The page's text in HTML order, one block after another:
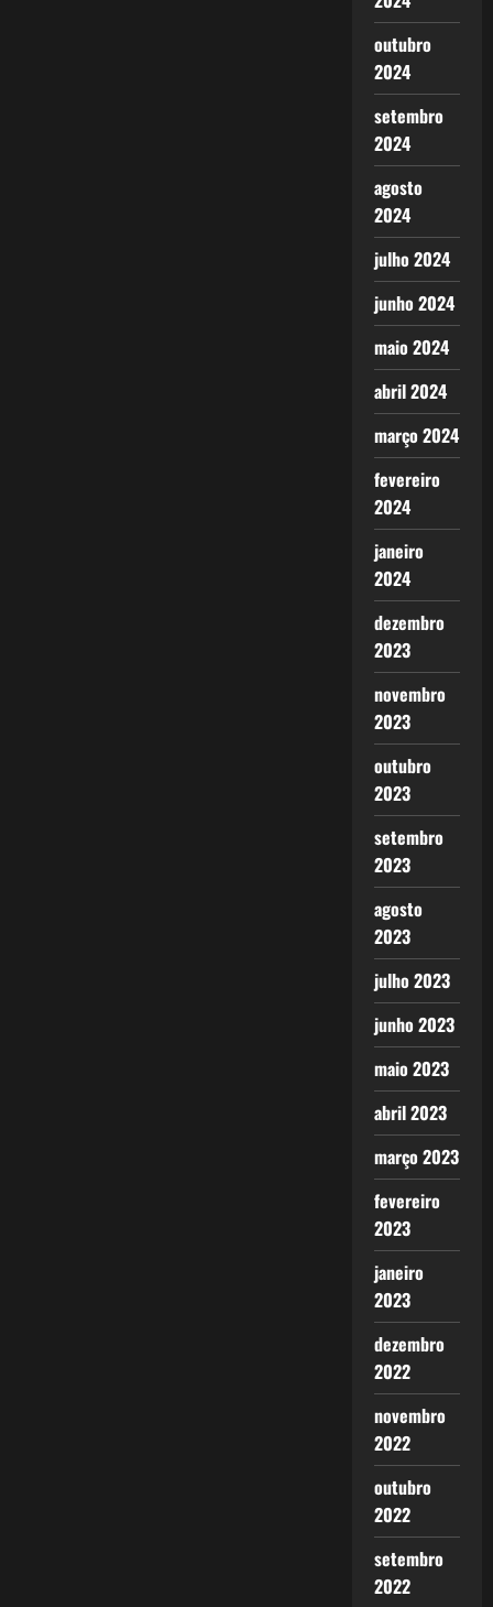
outubro
2024
setembro
2024
agosto
2024
julho 2024
junho 2024
maio 2024
abril 2024
março 2024
fevereiro
2024
janeiro
2024
dezembro
2023
novembro
2023
outubro
2023
setembro
2023
agosto
2023
julho 2023
junho 2023
maio 2023
abril 2023
março 2023
fevereiro
2023
janeiro
2023
dezembro
2022
novembro
2022
outubro
2022
setembro
2022